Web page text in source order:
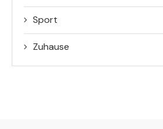
Sport
Zuhause